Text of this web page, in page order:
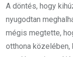
A döntés, hogy
nyugodtan
mégis megtette,
otthona